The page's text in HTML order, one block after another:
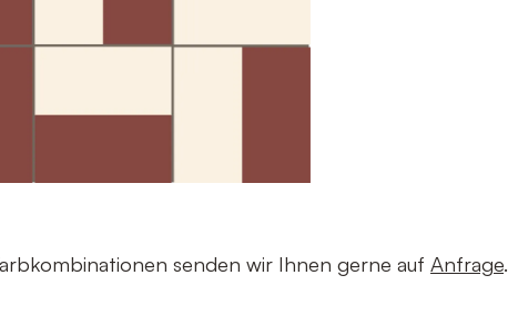
senden wir Ihnen gerne aufAnfrage.